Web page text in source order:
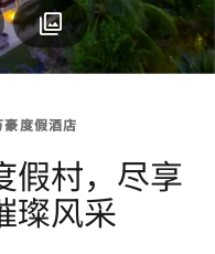
页
度假酒店
假村，尽享
璨风采